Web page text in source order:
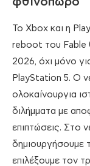
Το Xbox και η
reboot του Fable
2026, όχι μόνο
PlayStation 5. Ο
ολοκαίνουργια
διλήμματα με
επιπτώσεις. Στο
δημιουργήσουμε
επιλέξουμε τον